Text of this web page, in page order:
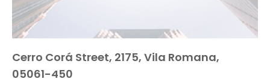
Cerro Corá Street, 2175, Vila Romana,
05061-450